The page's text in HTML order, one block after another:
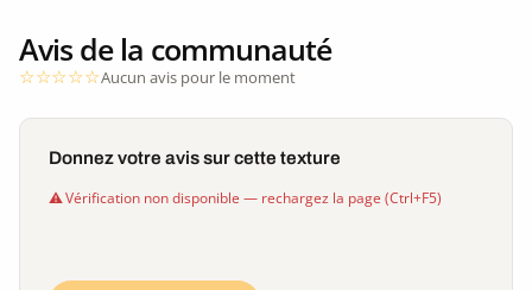
Avis de la communauté
Aucun avis pour le moment
Donnez votre avis sur cette texture
Vérification non disponible — rechargez la page (Ctrl+F5)